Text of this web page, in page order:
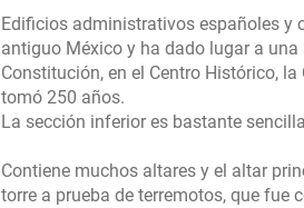
Edificios administrativos españoles y
antiguo México y ha dado lugar a
Constitución, en el Centro Histórico,
tomó 250 años.
La sección inferior es bastante
Contiene muchos altares y el altar
torre a prueba de terremotos, que